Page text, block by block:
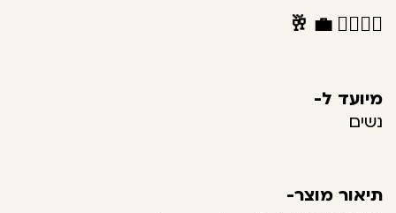
👩‍❤️‍💋‍👨
💼
🥂
מיועד ל-
נשים
תיאור מוצר-